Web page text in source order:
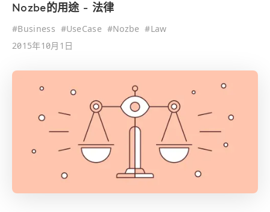
Nozbe的用途 - 法律
#Business #UseCase #Nozbe #Law
2015年10月1日